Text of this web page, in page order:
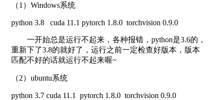
（1）Windows系统
python 3.8 cuda 11.1 pytorch 1.8.0 torchvision 0.9.0
一开始总是运行不起来，各种报错，python是3.6的，
重新下了3.8的就好了，运行之前一定检查好版本，版本
匹配不好的话就运行不起来喔~
（2）ubuntu系统
python 3.7 cuda 11.1 pytorch 1.8.0 torchvision 0.9.0